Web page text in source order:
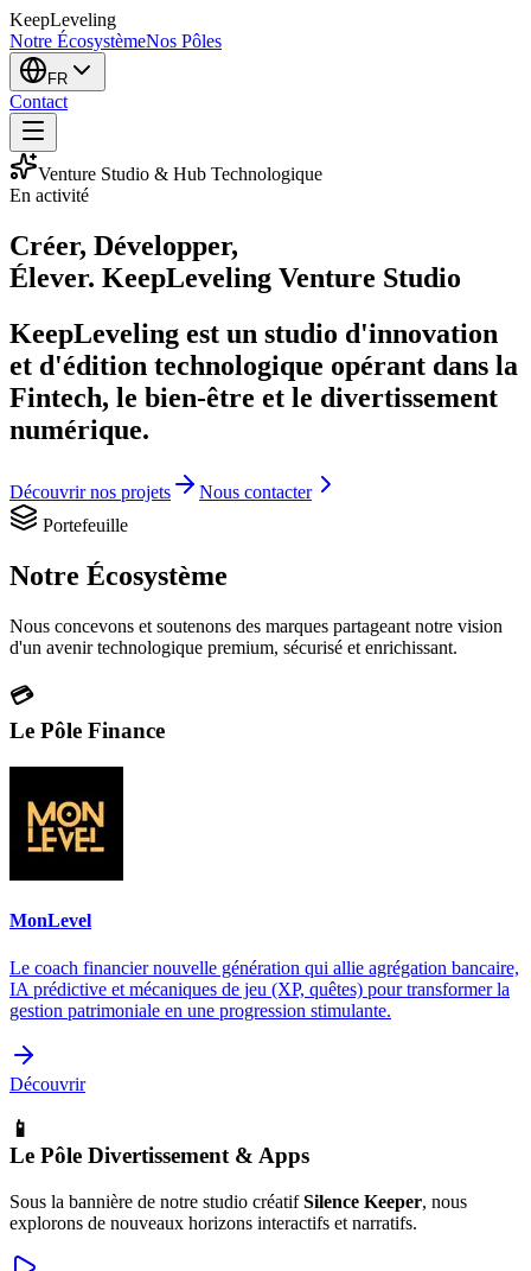
KeepLeveling
Notre ÉcosystèmeNos Pôles
FR
Contact
Venture Studio & Hub Technologique
En activité
Créer, Développer,
Élever. KeepLeveling Venture Studio
KeepLeveling est un studio d'innovation
et d'édition technologique opérant dans la
Fintech, le bien-être et le divertissement
numérique.
Découvrir nos projets
Nous contacter
Portefeuille
Notre Écosystème
Nous concevons et soutenons des marques partageant notre vision
d'un avenir technologique premium, sécurisé et enrichissant.
💳
Le Pôle Finance
MonLevel
Le coach financier nouvelle génération qui allie agrégation bancaire,
IA prédictive et mécaniques de jeu (XP, quêtes) pour transformer la
gestion patrimoniale en une progression stimulante.
Découvrir
📱
Le Pôle Divertissement & Apps
Sous la bannière de notre studio créatif Silence Keeper, nous
explorons de nouveaux horizons interactifs et narratifs.